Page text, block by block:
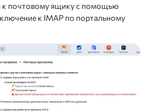
к почтовому ящику с помощью
к IMAP по портальному